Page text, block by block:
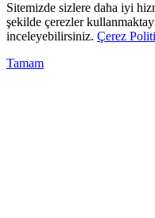
Sitemizde sizlere daha iyi
şekilde çerezler
inceleyebilirsiniz. Çerez
Tamam